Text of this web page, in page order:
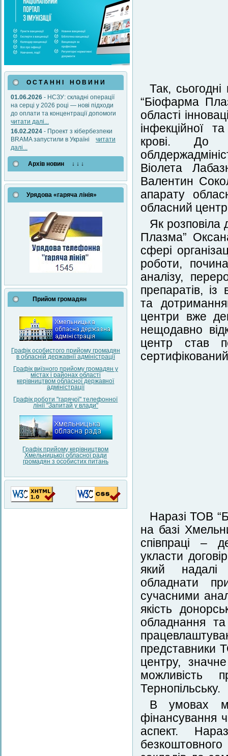
О С Т А Н Н І Н О В И Н И
01.06.2026 - НСЗУ: складні операції
на серці у 2026 році — нові підходи
до оплати та концентрації допомоги
читати далі...
16.02.2024 - Проект з кібербезпеки
BRAMA запустили в Україні читати
далі...
Архів новин ↓ ↓ ↓
Урядова «гаряча лінія»
Прийом громадян
Графік особистого прийому громадян
в обласній державнії адміністрації
Графік виїзного прийому громадян у
містах і районах області
керівництвом обласної державної
адміністрації
Графік роботи "гарячої" телефонної
лінії "Запитай у влади"
Графік прийому керівництвом
Хмельницької обласної ради
громадян з особистих питань
Так,
“Біофарма
області
інфекційної
крові. До
Віолета
Валентин
апарату
обласний
Як розповіла
Плазма”
сфері
роботи,
аналізу,
препаратів, із
та
центри вже
нещодавно
центр став
Наразі ТОВ
на базі
співпраці –
укласти
який надалі
обладнати
сучасними
якість
обладнання та
представники
центру,
можливість
Тернопільську.
В умовах
фінансування
аспект.